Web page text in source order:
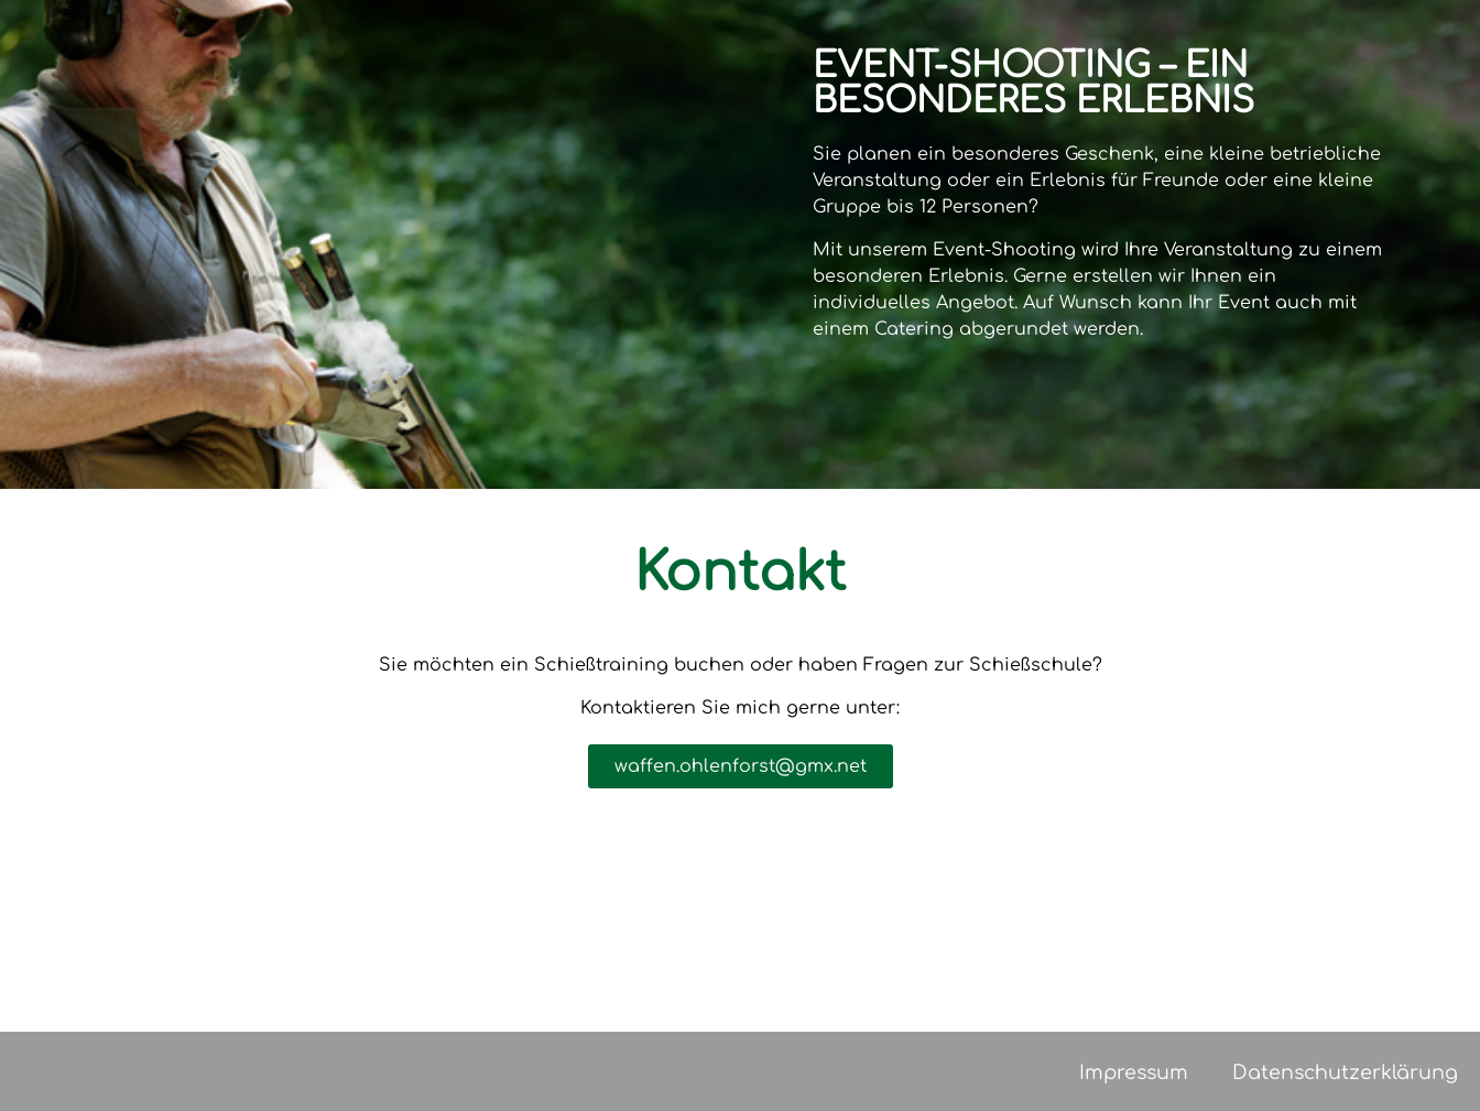
EVENT-SHOOTING – EIN
BESONDERES ERLEBNIS
Sie planen ein besonderes Geschenk, eine kleine betriebliche
Veranstaltung oder ein Erlebnis für Freunde oder eine kleine
Gruppe bis 12 Personen?
Mit unserem Event-Shooting wird Ihre Veranstaltung zu einem
besonderen Erlebnis. Gerne erstellen wir Ihnen ein
individuelles Angebot. Auf Wunsch kann Ihr Event auch mit
einem Catering abgerundet werden.
Kontakt
Sie möchten ein Schießtraining buchen oder haben Fragen zur Schießschule?
Kontaktieren Sie mich gerne unter:
waffen.ohlenforst@gmx.net
Impressum Datenschutzerklärung